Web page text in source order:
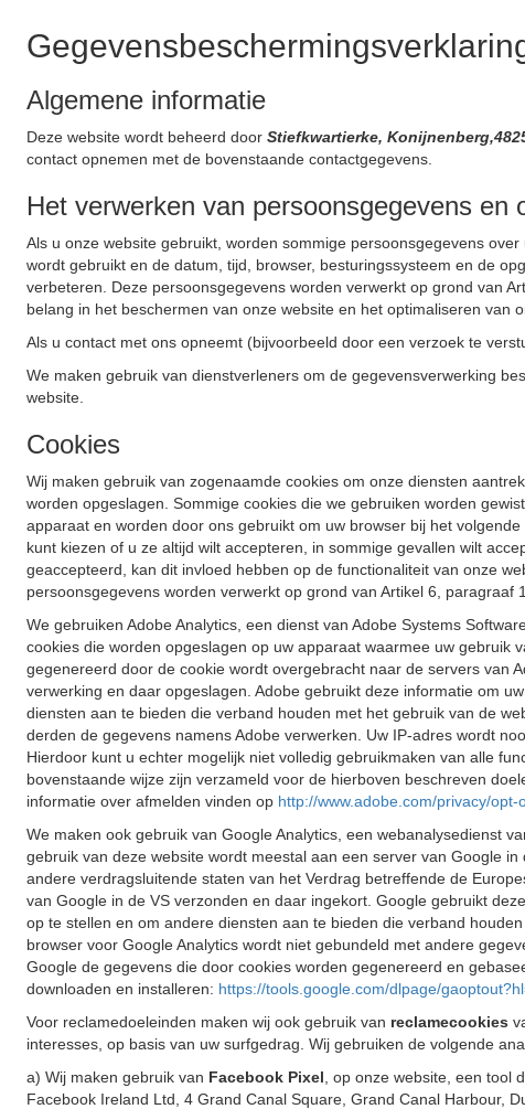
Algemene informatie
Deze website wordt beheerd door Stiefkwartierke,
contact opnemen met de bovenstaande contactgegevens.
Het verwerken van persoonsgegevens en
Als u onze website gebruikt, worden sommige persoonsgegevens
wordt gebruikt en de datum, tijd, browser, besturingssysteem en de
verbeteren. Deze persoonsgegevens worden verwerkt op grond van
belang in het beschermen van onze website en het optimaliseren van
Als u contact met ons opneemt (bijvoorbeeld door een verzoek te
We maken gebruik van dienstverleners om de gegevensverwerking
website.
Cookies
Wij maken gebruik van zogenaamde cookies om onze diensten
worden opgeslagen. Sommige cookies die we gebruiken worden
apparaat en worden door ons gebruikt om uw browser bij het
kunt kiezen of u ze altijd wilt accepteren, in sommige gevallen wilt
geaccepteerd, kan dit invloed hebben op de functionaliteit van onze
persoonsgegevens worden verwerkt op grond van Artikel 6,
We gebruiken Adobe Analytics, een dienst van Adobe Systems
cookies die worden opgeslagen op uw apparaat waarmee uw
gegenereerd door de cookie wordt overgebracht naar de servers van
verwerking en daar opgeslagen. Adobe gebruikt deze informatie om
diensten aan te bieden die verband houden met het gebruik van de
derden de gegevens namens Adobe verwerken. Uw IP-adres wordt
Hierdoor kunt u echter mogelijk niet volledig gebruikmaken van alle
bovenstaande wijze zijn verzameld voor de hierboven beschreven
informatie over afmelden vinden op http://www.adobe.com/privacy/opt-
We maken ook gebruik van Google Analytics, een webanalysedienst
gebruik van deze website wordt meestal aan een server van Google
andere verdragsluitende staten van het Verdrag betreffende de
van Google in de VS verzonden en daar ingekort. Google gebruikt
op te stellen en om andere diensten aan te bieden die verband
browser voor Google Analytics wordt niet gebundeld met andere
Google de gegevens die door cookies worden gegenereerd en
downloaden en installeren: https://tools.google.com/dlpage/
Voor reclamedoeleinden maken wij ook gebruik van reclamecookies
interesses, op basis van uw surfgedrag. Wij gebruiken de volgende
a) Wij maken gebruik van Facebook Pixel , op onze website, een
Facebook Ireland Ltd, 4 Grand Canal Square, Grand Canal Harbour,